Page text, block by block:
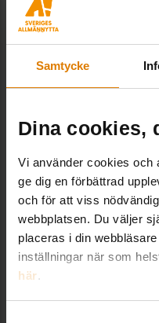
Samtycke
Dina cookies,
Vi använder cookies och
ge dig en förbättrad
och för att viss
webbplatsen. Du väljer
placeras i din
inställningar när som
här.
Läs mer om
ovan här:
Fotbollsskola med
Familjebostäders
Dela: